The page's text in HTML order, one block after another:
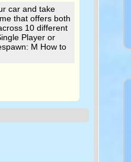
car and take
that offers both
10 different
Player or
M How to